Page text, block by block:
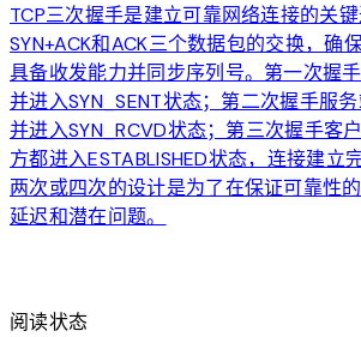
TCP三次握手是建立可靠网络连接的关键
SYN+ACK和ACK三个数据包的交换，确
具备收发能力并同步序列号。第一次握
并进入SYN_SENT状态；第二次握手服
并进入SYN_RCVD状态；第三次握手客
方都进入ESTABLISHED状态，连接建立
两次或四次的设计是为了在保证可靠性
延迟和潜在问题。
阅读状态